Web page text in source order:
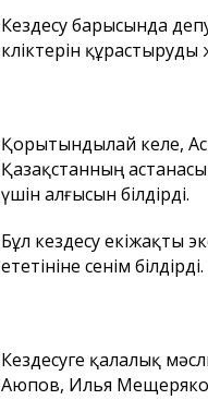
Кездесу барысында
көліктерін
Қорытындылай келе,
Қазақстанның
үшін алғысын білдірді.
Бұл кездесу екіжақты
ететініне сенім білдірді.
Кездесуге қалалық
Аюпов, Илья